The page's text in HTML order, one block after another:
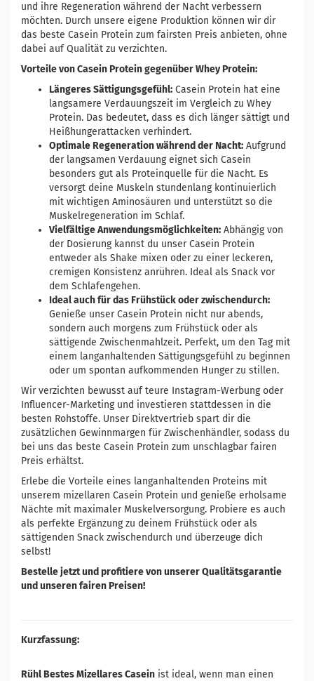
und ihre Regeneration während der Nacht verbessern
möchten. Durch unsere eigene Produktion können wir dir
das beste Casein Protein zum fairsten Preis anbieten, ohne
dabei auf Qualität zu verzichten.
Vorteile von Casein Protein gegenüber Whey Protein:
Längeres Sättigungsgefühl: Casein Protein hat eine
langsamere Verdauungszeit im Vergleich zu Whey
Protein. Das bedeutet, dass es dich länger sättigt und
Heißhungerattacken verhindert.
Optimale Regeneration während der Nacht: Aufgrund
der langsamen Verdauung eignet sich Casein
besonders gut als Proteinquelle für die Nacht. Es
versorgt deine Muskeln stundenlang kontinuierlich
mit wichtigen Aminosäuren und unterstützt so die
Muskelregeneration im Schlaf.
Vielfältige Anwendungsmöglichkeiten: Abhängig von
der Dosierung kannst du unser Casein Protein
entweder als Shake mixen oder zu einer leckeren,
cremigen Konsistenz anrühren. Ideal als Snack vor
dem Schlafengehen.
Ideal auch für das Frühstück oder zwischendurch:
Genieße unser Casein Protein nicht nur abends,
sondern auch morgens zum Frühstück oder als
sättigende Zwischenmahlzeit. Perfekt, um den Tag mit
einem langanhaltenden Sättigungsgefühl zu beginnen
oder um spontan aufkommenden Hunger zu stillen.
Wir verzichten bewusst auf teure Instagram-Werbung oder
Influencer-Marketing und investieren stattdessen in die
besten Rohstoffe. Unser Direktvertrieb spart dir die
zusätzlichen Gewinnmargen für Zwischenhändler, sodass du
bei uns das beste Casein Protein zum unschlagbar fairen
Preis erhältst.
Erlebe die Vorteile eines langanhaltenden Proteins mit
unserem mizellaren Casein Protein und genieße erholsame
Nächte mit maximaler Muskelversorgung. Probiere es auch
als perfekte Ergänzung zu deinem Frühstück oder als
sättigenden Snack zwischendurch und überzeuge dich
selbst!
Bestelle jetzt und profitiere von unserer Qualitätsgarantie
und unseren fairen Preisen!
Kurzfassung:
Rühl Bestes Mizellares Casein ist ideal, wenn man einen